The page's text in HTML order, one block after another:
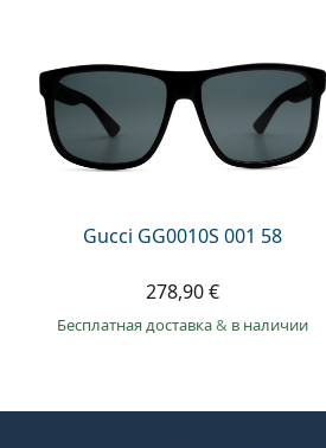
Gucci GG0010S 001 58
278,90 €
Бесплатная доставка& в наличии